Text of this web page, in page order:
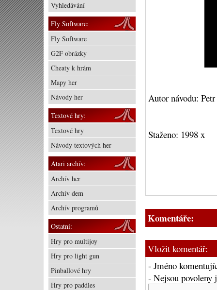
Autor návodu: Petr
Staženo: 1998 x
Komentáře:
Vložit komentář:
- Jméno
- Nejsou
Vyhledávání
Fly Software:
Fly Software
G2F obrázky
Cheaty k hrám
Mapy her
Návody her
Textové hry:
Textové hry
Návody textových her
Atari archív:
Archív her
Archív dem
Archív programů
Ostatní:
Hry pro multijoy
Hry pro light gun
Pinballové hry
Hry pro paddles